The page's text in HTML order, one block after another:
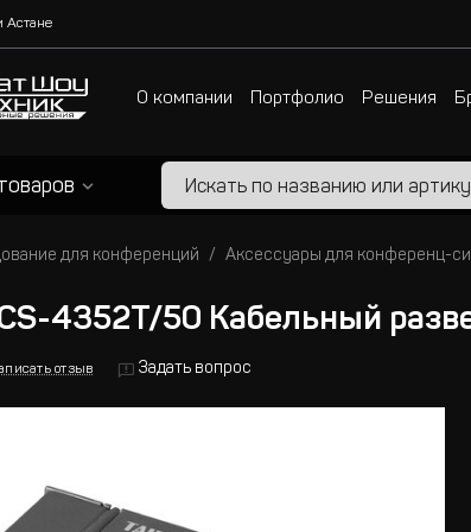
Астане
О компании Портфолио Решения
для конференций Аксессуары для конференц-
4352T/50 Кабельный
отзыв Задать вопрос